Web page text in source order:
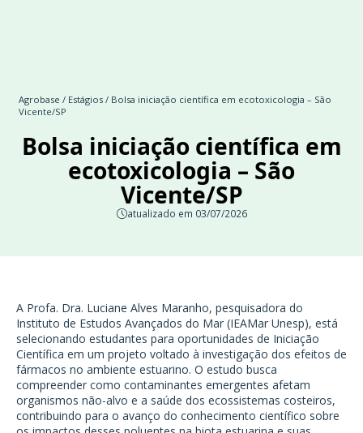
Agrobase / Estágios / Bolsa iniciação científica em ecotoxicologia – São
Vicente/SP
Bolsa iniciação científica em
ecotoxicologia – São
Vicente/SP
atualizado em 03/07/2026
A Profa. Dra. Luciane Alves Maranho, pesquisadora do
Instituto de Estudos Avançados do Mar (IEAMar Unesp), está
selecionando estudantes para oportunidades de Iniciação
Científica em um projeto voltado à investigação dos efeitos de
fármacos no ambiente estuarino. O estudo busca
compreender como contaminantes emergentes afetam
organismos não-alvo e a saúde dos ecossistemas costeiros,
contribuindo para o avanço do conhecimento científico sobre